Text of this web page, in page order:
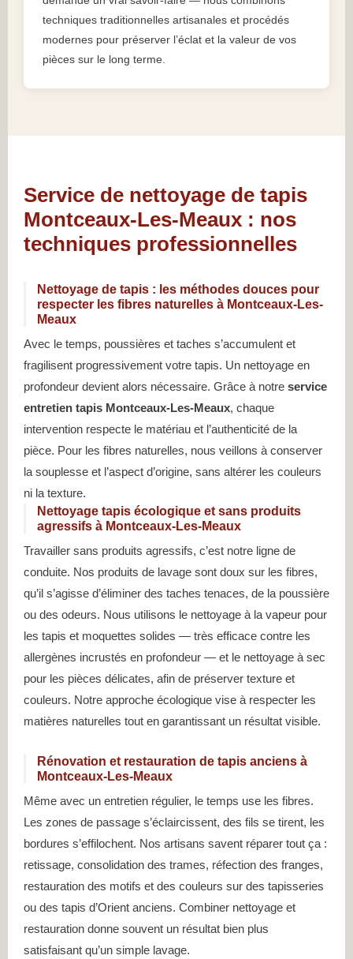
techniques traditionnelles artisanales et procédés
modernes pour préserver l’éclat et la valeur de vos
pièces sur le long terme.
Service de nettoyage de tapis
Montceaux-Les-Meaux : nos
techniques professionnelles
Nettoyage de tapis : les méthodes douces pour
respecter les fibres naturelles à Montceaux-Les-
Meaux
Avec le temps, poussières et taches s’accumulent et
fragilisent progressivement votre tapis. Un nettoyage en
profondeur devient alors nécessaire. Grâce à notre service
entretien tapis Montceaux-Les-Meaux, chaque
intervention respecte le matériau et l’authenticité de la
pièce. Pour les fibres naturelles, nous veillons à conserver
la souplesse et l’aspect d’origine, sans altérer les couleurs
ni la texture.
Nettoyage tapis écologique et sans produits
agressifs à Montceaux-Les-Meaux
Travailler sans produits agressifs, c’est notre ligne de
conduite. Nos produits de lavage sont doux sur les fibres,
qu’il s’agisse d’éliminer des taches tenaces, de la poussière
ou des odeurs. Nous utilisons le nettoyage à la vapeur pour
les tapis et moquettes solides — très efficace contre les
allergènes incrustés en profondeur — et le nettoyage à sec
pour les pièces délicates, afin de préserver texture et
couleurs. Notre approche écologique vise à respecter les
matières naturelles tout en garantissant un résultat visible.
Rénovation et restauration de tapis anciens à
Montceaux-Les-Meaux
Même avec un entretien régulier, le temps use les fibres.
Les zones de passage s’éclaircissent, des fils se tirent, les
bordures s’effilochent. Nos artisans savent réparer tout ça :
retissage, consolidation des trames, réfection des franges,
restauration des motifs et des couleurs sur des tapisseries
ou des tapis d’Orient anciens. Combiner nettoyage et
restauration donne souvent un résultat bien plus
satisfaisant qu’un simple lavage.